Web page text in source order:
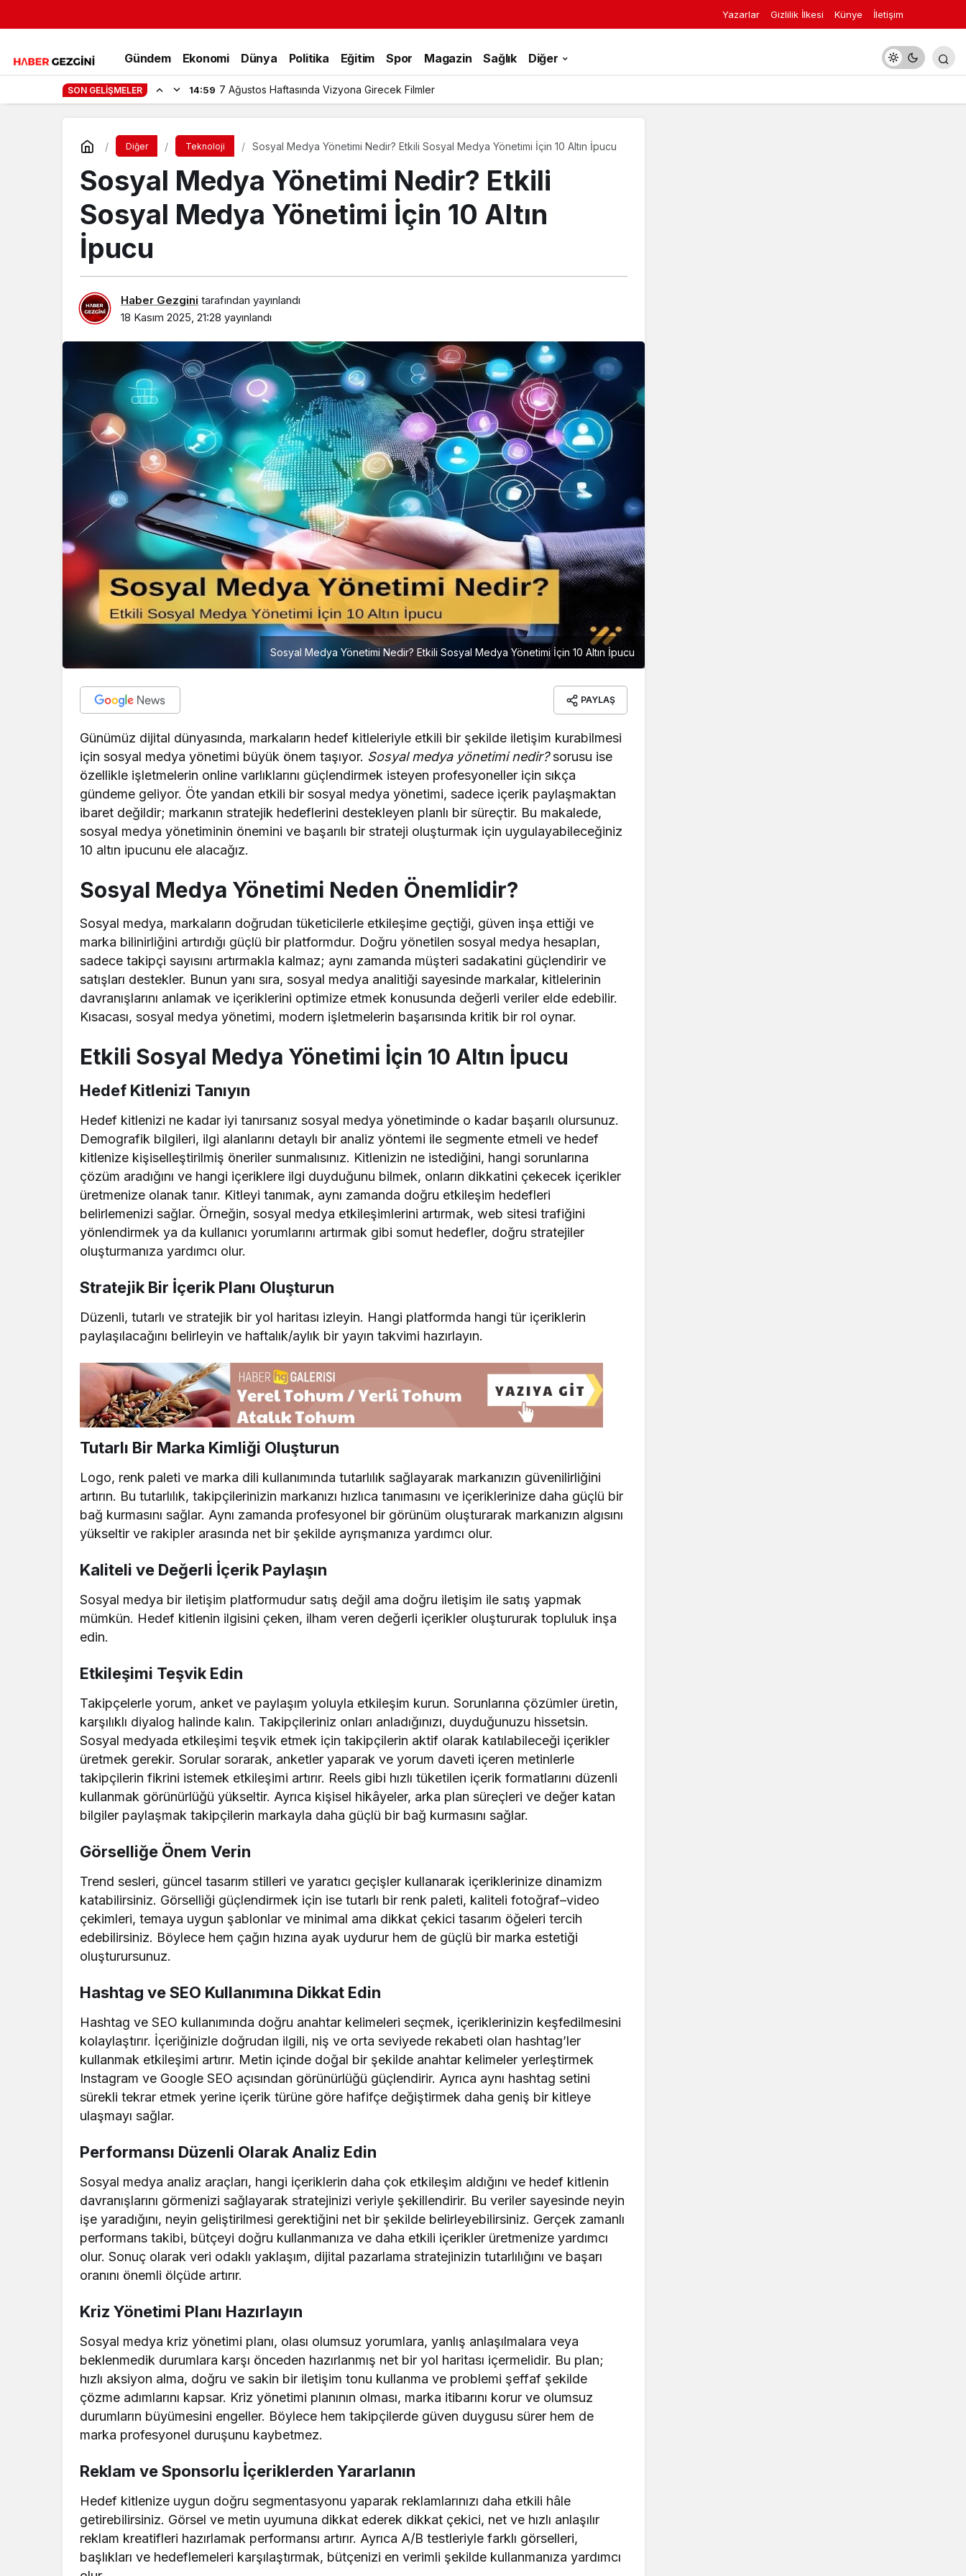
Yazarlar Gizlilik İlkesi Künye İletişim
Gündem Ekonomi Dünya Politika Eğitim Spor Magazin Sağlık Diğer
SON GELIŞMELER 14:59 7 Ağustos Haftasında Vizyona Girecek Filmler
Diğer Teknoloji Sosyal Medya Yönetimi Nedir? Etkili Sosyal Medya Yönetimi İçin 10 Altın İpucu
Sosyal Medya Yönetimi Nedir? Etkili
Sosyal Medya Yönetimi İçin 10 Altın
İpucu
Haber Gezgini tarafından yayınlandı
18 Kasım 2025, 21:28 yayınlandı
Sosyal Medya Yönetimi Nedir? Etkili Sosyal Medya Yönetimi İçin 10 Altın İpucu
PAYLAŞ
Günümüz dijital dünyasında, markaların hedef kitleleriyle etkili bir şekilde iletişim kurabilmesi
için sosyal medya yönetimi büyük önem taşıyor. Sosyal medya yönetimi nedir?sorusu ise
özellikle işletmelerin online varlıklarını güçlendirmek isteyen profesyoneller için sıkça
gündeme geliyor. Öte yandan etkili bir sosyal medya yönetimi, sadece içerik paylaşmaktan
ibaret değildir; markanın stratejik hedeflerini destekleyen planlı bir süreçtir. Bu makalede,
sosyal medya yönetiminin önemini ve başarılı bir strateji oluşturmak için uygulayabileceğiniz
10 altın ipucunu ele alacağız.
Sosyal Medya Yönetimi Neden Önemlidir?
Sosyal medya, markaların doğrudan tüketicilerle etkileşime geçtiği, güven inşa ettiği ve
marka bilinirliğini artırdığı güçlü bir platformdur. Doğru yönetilen sosyal medya hesapları,
sadece takipçi sayısını artırmakla kalmaz; aynı zamanda müşteri sadakatini güçlendirir ve
satışları destekler. Bunun yanı sıra, sosyal medya analitiği sayesinde markalar, kitlelerinin
davranışlarını anlamak ve içeriklerini optimize etmek konusunda değerli veriler elde edebilir.
Kısacası, sosyal medya yönetimi, modern işletmelerin başarısında kritik bir rol oynar.
Etkili Sosyal Medya Yönetimi İçin 10 Altın İpucu
Hedef Kitlenizi Tanıyın
Hedef kitlenizi ne kadar iyi tanırsanız sosyal medya yönetiminde o kadar başarılı olursunuz.
Demografik bilgileri, ilgi alanlarını detaylı bir analiz yöntemi ile segmente etmeli ve hedef
kitlenize kişiselleştirilmiş öneriler sunmalısınız. Kitlenizin ne istediğini, hangi sorunlarına
çözüm aradığını ve hangi içeriklere ilgi duyduğunu bilmek, onların dikkatini çekecek içerikler
üretmenize olanak tanır. Kitleyi tanımak, aynı zamanda doğru etkileşim hedefleri
belirlemenizi sağlar. Örneğin, sosyal medya etkileşimlerini artırmak, web sitesi trafiğini
yönlendirmek ya da kullanıcı yorumlarını artırmak gibi somut hedefler, doğru stratejiler
oluşturmanıza yardımcı olur.
Stratejik Bir İçerik Planı Oluşturun
Düzenli, tutarlı ve stratejik bir yol haritası izleyin. Hangi platformda hangi tür içeriklerin
paylaşılacağını belirleyin ve haftalık/aylık bir yayın takvimi hazırlayın.
Tutarlı Bir Marka Kimliği Oluşturun
Logo, renk paleti ve marka dili kullanımında tutarlılık sağlayarak markanızın güvenilirliğini
artırın. Bu tutarlılık, takipçilerinizin markanızı hızlıca tanımasını ve içeriklerinize daha güçlü bir
bağ kurmasını sağlar. Aynı zamanda profesyonel bir görünüm oluşturarak markanızın algısını
yükseltir ve rakipler arasında net bir şekilde ayrışmanıza yardımcı olur.
Kaliteli ve Değerli İçerik Paylaşın
Sosyal medya bir iletişim platformudur satış değil ama doğru iletişim ile satış yapmak
mümkün. Hedef kitlenin ilgisini çeken, ilham veren değerli içerikler oluştururak topluluk inşa
edin.
Etkileşimi Teşvik Edin
Takipçelerle yorum, anket ve paylaşım yoluyla etkileşim kurun. Sorunlarına çözümler üretin,
karşılıklı diyalog halinde kalın. Takipçileriniz onları anladığınızı, duyduğunuzu hissetsin.
Sosyal medyada etkileşimi teşvik etmek için takipçilerin aktif olarak katılabileceği içerikler
üretmek gerekir. Sorular sorarak, anketler yaparak ve yorum daveti içeren metinlerle
takipçilerin fikrini istemek etkileşimi artırır. Reels gibi hızlı tüketilen içerik formatlarını düzenli
kullanmak görünürlüğü yükseltir. Ayrıca kişisel hikâyeler, arka plan süreçleri ve değer katan
bilgiler paylaşmak takipçilerin markayla daha güçlü bir bağ kurmasını sağlar.
Görselliğe Önem Verin
Trend sesleri, güncel tasarım stilleri ve yaratıcı geçişler kullanarak içeriklerinize dinamizm
katabilirsiniz. Görselliği güçlendirmek için ise tutarlı bir renk paleti, kaliteli fotoğraf–video
çekimleri, temaya uygun şablonlar ve minimal ama dikkat çekici tasarım öğeleri tercih
edebilirsiniz. Böylece hem çağın hızına ayak uydurur hem de güçlü bir marka estetiği
oluşturursunuz.
Hashtag ve SEO Kullanımına Dikkat Edin
Hashtag ve SEO kullanımında doğru anahtar kelimeleri seçmek, içeriklerinizin keşfedilmesini
kolaylaştırır. İçeriğinizle doğrudan ilgili, niş ve orta seviyede rekabeti olan hashtag’ler
kullanmak etkileşimi artırır. Metin içinde doğal bir şekilde anahtar kelimeler yerleştirmek
Instagram ve Google SEO açısından görünürlüğü güçlendirir. Ayrıca aynı hashtag setini
sürekli tekrar etmek yerine içerik türüne göre hafifçe değiştirmek daha geniş bir kitleye
ulaşmayı sağlar.
Performansı Düzenli Olarak Analiz Edin
Sosyal medya analiz araçları, hangi içeriklerin daha çok etkileşim aldığını ve hedef kitlenin
davranışlarını görmenizi sağlayarak stratejinizi veriyle şekillendirir. Bu veriler sayesinde neyin
işe yaradığını, neyin geliştirilmesi gerektiğini net bir şekilde belirleyebilirsiniz. Gerçek zamanlı
performans takibi, bütçeyi doğru kullanmanıza ve daha etkili içerikler üretmenize yardımcı
olur. Sonuç olarak veri odaklı yaklaşım, dijital pazarlama stratejinizin tutarlılığını ve başarı
oranını önemli ölçüde artırır.
Kriz Yönetimi Planı Hazırlayın
Sosyal medya kriz yönetimi planı, olası olumsuz yorumlara, yanlış anlaşılmalara veya
beklenmedik durumlara karşı önceden hazırlanmış net bir yol haritası içermelidir. Bu plan;
hızlı aksiyon alma, doğru ve sakin bir iletişim tonu kullanma ve problemi şeffaf şekilde
çözme adımlarını kapsar. Kriz yönetimi planının olması, marka itibarını korur ve olumsuz
durumların büyümesini engeller. Böylece hem takipçilerde güven duygusu sürer hem de
marka profesyonel duruşunu kaybetmez.
Reklam ve Sponsorlu İçeriklerden Yararlanın
Hedef kitlenize uygun doğru segmentasyonu yaparak reklamlarınızı daha etkili hâle
getirebilirsiniz. Görsel ve metin uyumuna dikkat ederek dikkat çekici, net ve hızlı anlaşılır
reklam kreatifleri hazırlamak performansı artırır. Ayrıca A/B testleriyle farklı görselleri,
başlıkları ve hedeflemeleri karşılaştırmak, bütçenizi en verimli şekilde kullanmanıza yardımcı